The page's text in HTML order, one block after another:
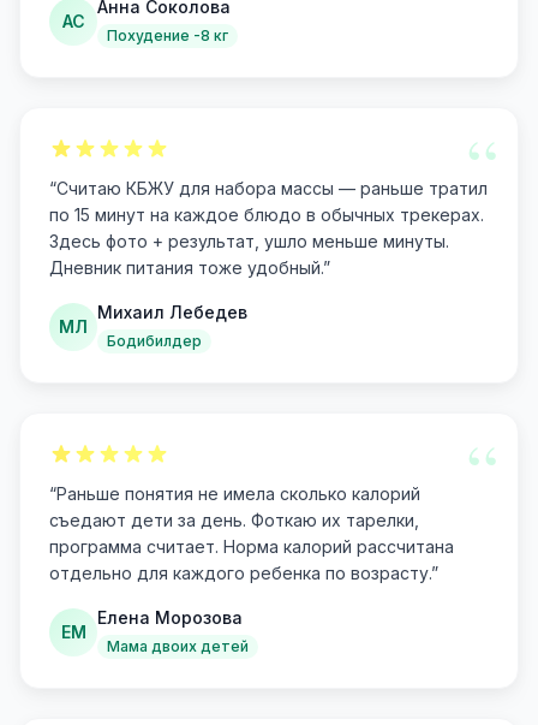
АС
Анна Соколова
Похудение -8 кг
“
“Считаю КБЖУ для набора массы — раньше тратил
по 15 минут на каждое блюдо в обычных трекерах.
Здесь фото + результат, ушло меньше минуты.
Дневник питания тоже удобный.”
МЛ
Михаил Лебедев
Бодибилдер
“
“Раньше понятия не имела сколько калорий
съедают дети за день. Фоткаю их тарелки,
программа считает. Норма калорий рассчитана
отдельно для каждого ребенка по возрасту.”
ЕМ
Елена Морозова
Мама двоих детей